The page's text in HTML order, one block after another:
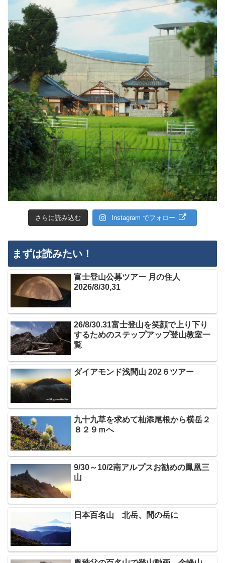
さらに読み込む Instagram でフォロー
まずは読みたい！
富士登山公募ツアー 月の住人
2026/8/30,31
26/8/30.31富士登山を笑顔で上り下り
するためのステップアップ登山教室一
覧
ダイアモンド浅間山 202６ツアー
九十九草を求めて杣添尾根から横岳２
８２９ｍへ
9/30～10/2南アルプスお勧めの鳳凰三
山
日本百名山 北岳、間の岳に